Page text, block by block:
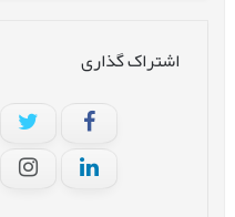
اشتراک گذاری